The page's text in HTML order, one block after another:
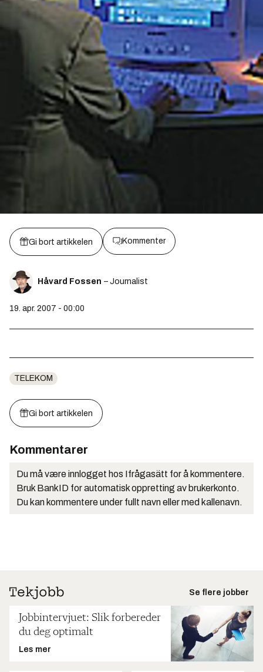
Gi bort artikkelen Kommenter
Håvard Fossen – Journalist
19. apr. 2007 - 00:00
TELEKOM
Gi bort artikkelen
Kommentarer
Du må være innlogget hos Ifrågasätt for å kommentere.
Bruk BankID for automatisk oppretting av brukerkonto.
Du kan kommentere under fullt navn eller med kallenavn.
Se flere jobber
Jobbintervjuet: Slik forbereder
du deg optimalt
Les mer